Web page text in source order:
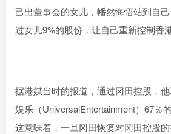
己出董事会的女儿，幡然悔悟站到自
过女儿9%的股份，让自己重新控制香
据港媒当时的报道，通过冈田控股，
娱乐（UniversalEntertainment）67％的
这意味着，一旦冈田恢复对冈田控股